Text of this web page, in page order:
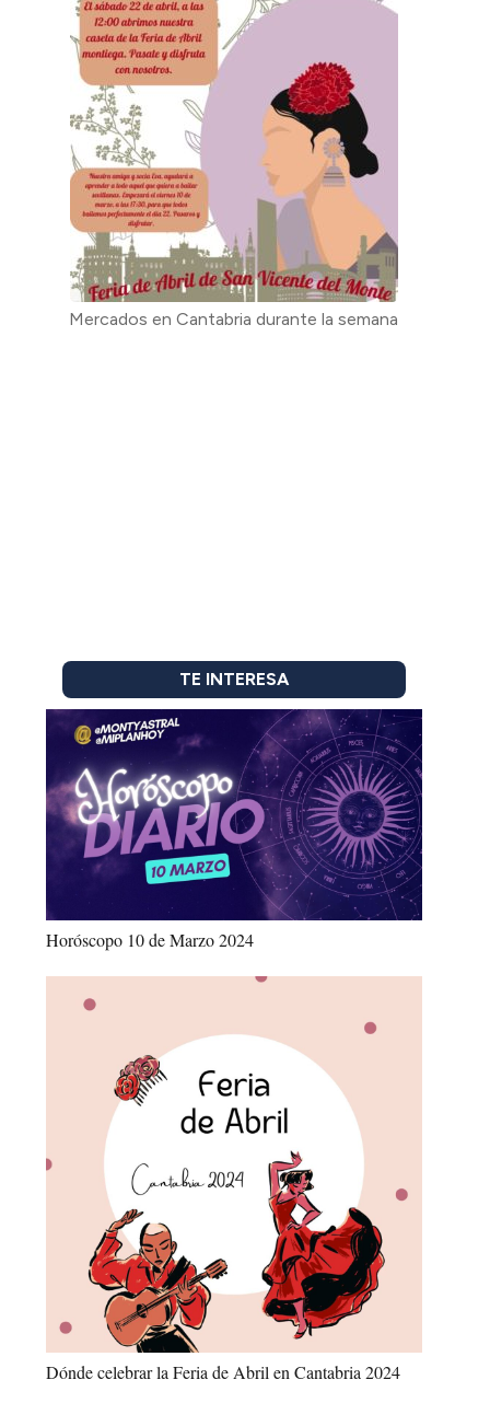
Mercados en Cantabria durante la semana
TE INTERESA
Horóscopo 10 de Marzo 2024
Dónde celebrar la Feria de Abril en Cantabria 2024